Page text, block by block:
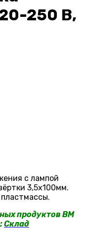
250 В,
с лампой
3,5х100мм.
продуктов BM
Склад